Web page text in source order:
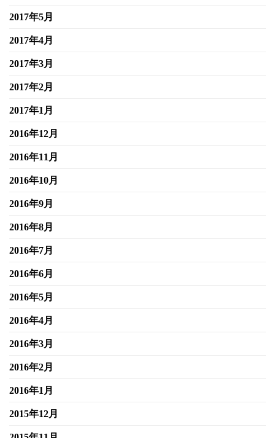
2017年5月
2017年4月
2017年3月
2017年2月
2017年1月
2016年12月
2016年11月
2016年10月
2016年9月
2016年8月
2016年7月
2016年6月
2016年5月
2016年4月
2016年3月
2016年2月
2016年1月
2015年12月